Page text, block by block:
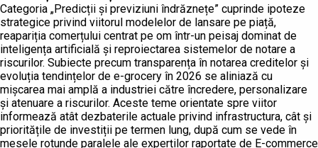
Categoria „Predicții și previziuni îndrăznețe” cuprinde ipoteze
strategice privind viitorul modelelor de lansare pe piață,
reapariția comerțului centrat pe om într-un peisaj dominat de
inteligența artificială și reproiectarea sistemelor de notare a
riscurilor. Subiecte precum transparența în notarea creditelor și
evoluția tendințelor de e-grocery în 2026 se aliniază cu
mișcarea mai amplă a industriei către încredere, personalizare
și atenuare a riscurilor. Aceste teme orientate spre viitor
informează atât dezbaterile actuale privind infrastructura, cât și
prioritățile de investiții pe termen lung, după cum se vede în
mesele rotunde paralele ale experților raportate de E-commerce